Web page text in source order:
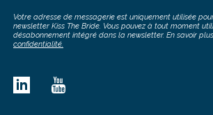
Votre adresse de messagerie est uniquement utilisée
newsletter Kiss The Bride. Vous pouvez à tout moment
désabonnement intégré dans la newsletter. En savoir
confidentialité.